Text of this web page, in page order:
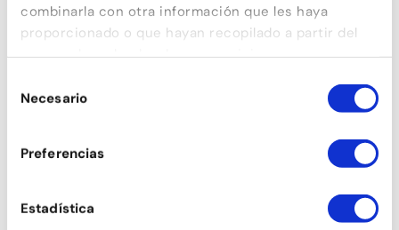
combinarla con otra información que les haya
proporcionado o que hayan recopilado a partir del
uso que haya hecho de sus servicios.
deNecesario
Preferencias
Estadística